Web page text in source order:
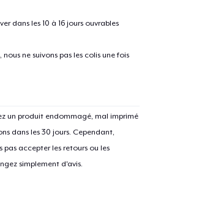
dans les 10 à 16 jours ouvrables
ne suivons pas les colis une fois
un produit endommagé, mal imprimé
dans les 30 jours. Cependant,
accepter les retours ou les
simplement d'avis.